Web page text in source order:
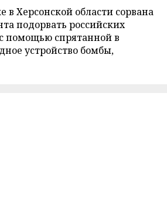
в Херсонской области сорвана
подорвать российских
помощью спрятанной в
устройство бомбы,